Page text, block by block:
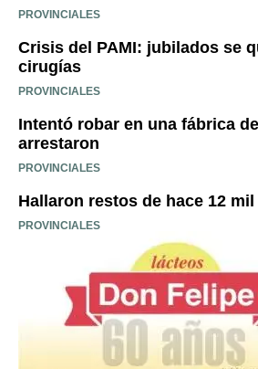
PROVINCIALES
Crisis del PAMI: jubilados se
cirugías
PROVINCIALES
Intentó robar en una fábrica
arrestaron
PROVINCIALES
Hallaron restos de hace 12
PROVINCIALES